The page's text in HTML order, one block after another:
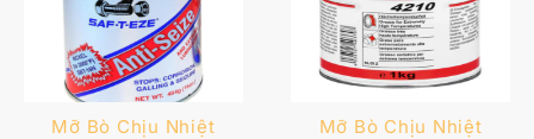
Mỡ Bò Chịu Nhiệt Mỡ Bò Chịu Nhiệt